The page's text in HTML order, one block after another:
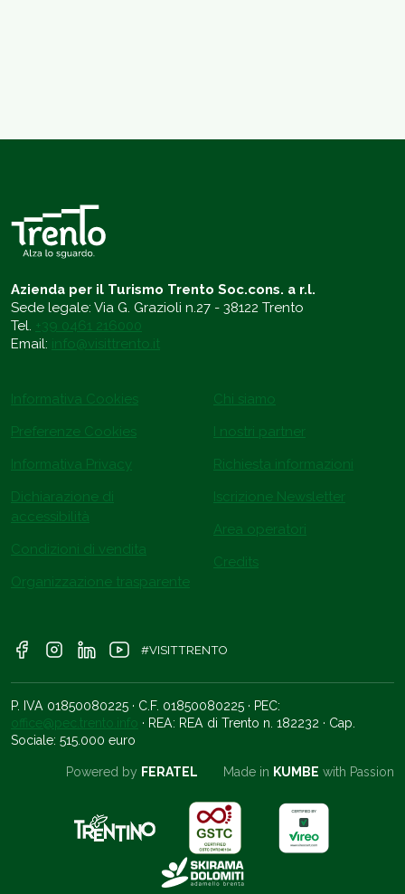
Azienda per il Turismo Trento Soc.cons. a r.l.
Sede legale: Via G. Grazioli n.27 - 38122 Trento
Tel. +39 0461 216000
Email: info@visittrento.it
Informativa Cookies
Preferenze Cookies
Informativa Privacy
Dichiarazione di
accessibilità
Condizioni di vendita
Organizzazione trasparente
Chi siamo
I nostri partner
Richiesta informazioni
Iscrizione Newsletter
Area operatori
Credits
#VISITTRENTO
P. IVA 01850080225 · C.F. 01850080225 · PEC:
office@pec.trento.info · REA: REA di Trento n. 182232 · Cap.
Sociale: 515.000 euro
Powered by FERATEL Made in KUMBE with Passion